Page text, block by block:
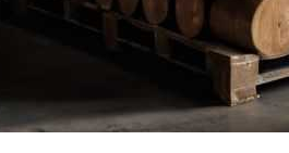
Десерт К Чаю